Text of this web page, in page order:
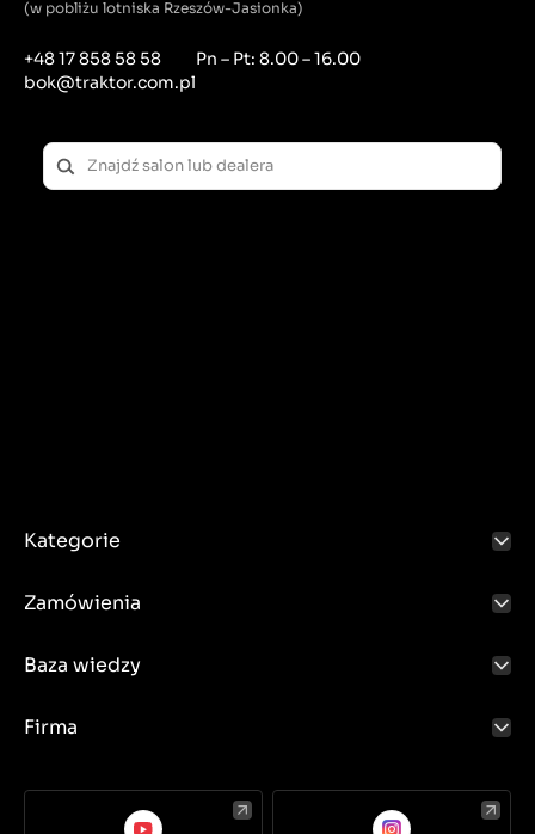
(w pobliżu lotniska Rzeszów-Jasionka)
+48 17 858 58 58
bok@traktor.com.pl
Pn – Pt: 8.00 – 16.00
Kategorie
Zamówienia
Baza wiedzy
Firma